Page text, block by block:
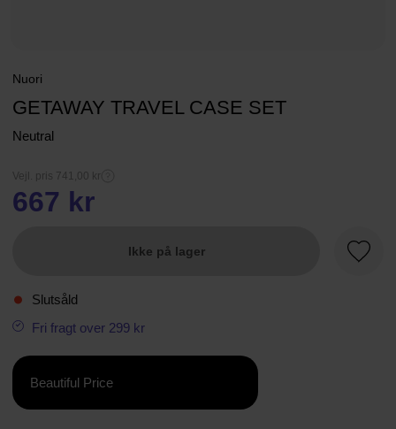
Nuori
GETAWAY TRAVEL CASE SET
Neutral
Vejl. pris 741,00 kr
667 kr
Ikke på lager
Slutsåld
Fri fragt over 299 kr
Beautiful Price